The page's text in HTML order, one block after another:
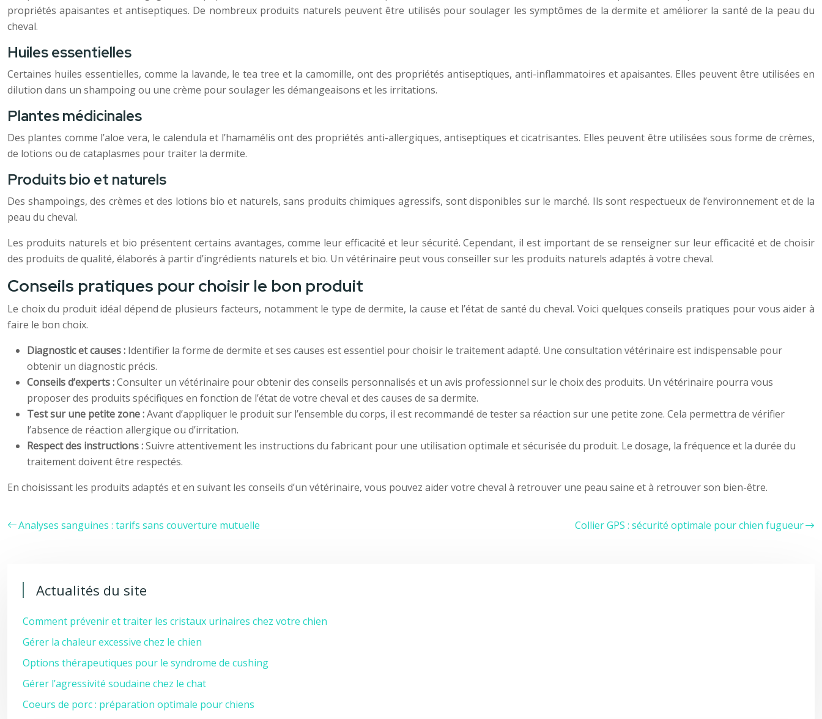
propriétés apaisantes et antiseptiques. De nombreux produits naturels peuvent être utilisés pour soulager les symptômes de la dermite et améliorer la santé de la peau du
cheval.
Huiles essentielles
Certaines huiles essentielles, comme la lavande, le tea tree et la camomille, ont des propriétés antiseptiques, anti-inflammatoires et apaisantes. Elles peuvent être utilisées en
dilution dans un shampoing ou une crème pour soulager les démangeaisons et les irritations.
Plantes médicinales
Des plantes comme l’aloe vera, le calendula et l’hamamélis ont des propriétés anti-allergiques, antiseptiques et cicatrisantes. Elles peuvent être utilisées sous forme de crèmes,
de lotions ou de cataplasmes pour traiter la dermite.
Produits bio et naturels
Des shampoings, des crèmes et des lotions bio et naturels, sans produits chimiques agressifs, sont disponibles sur le marché. Ils sont respectueux de l’environnement et de la
peau du cheval.
Les produits naturels et bio présentent certains avantages, comme leur efficacité et leur sécurité. Cependant, il est important de se renseigner sur leur efficacité et de choisir
des produits de qualité, élaborés à partir d’ingrédients naturels et bio. Un vétérinaire peut vous conseiller sur les produits naturels adaptés à votre cheval.
Conseils pratiques pour choisir le bon produit
Le choix du produit idéal dépend de plusieurs facteurs, notamment le type de dermite, la cause et l’état de santé du cheval. Voici quelques conseils pratiques pour vous aider à
faire le bon choix.
Diagnostic et causes : Identifier la forme de dermite et ses causes est essentiel pour choisir le traitement adapté. Une consultation vétérinaire est indispensable pour
obtenir un diagnostic précis.
Conseils d’experts :Consulter un vétérinaire pour obtenir des conseils personnalisés et un avis professionnel sur le choix des produits. Un vétérinaire pourra vous
proposer des produits spécifiques en fonction de l’état de votre cheval et des causes de sa dermite.
Test sur une petite zone :Avant d’appliquer le produit sur l’ensemble du corps, il est recommandé de tester sa réaction sur une petite zone. Cela permettra de vérifier
l’absence de réaction allergique ou d’irritation.
Respect des instructions :Suivre attentivement les instructions du fabricant pour une utilisation optimale et sécurisée du produit. Le dosage, la fréquence et la durée du
traitement doivent être respectés.
En choisissant les produits adaptés et en suivant les conseils d’un vétérinaire, vous pouvez aider votre cheval à retrouver une peau saine et à retrouver son bien-être.
Analyses sanguines : tarifs sans couverture mutuelle Collier GPS : sécurité optimale pour chien fugueur
Actualités du site
Comment prévenir et traiter les cristaux urinaires chez votre chien
Gérer la chaleur excessive chez le chien
Options thérapeutiques pour le syndrome de cushing
Gérer l’agressivité soudaine chez le chat
Coeurs de porc : préparation optimale pour chiens